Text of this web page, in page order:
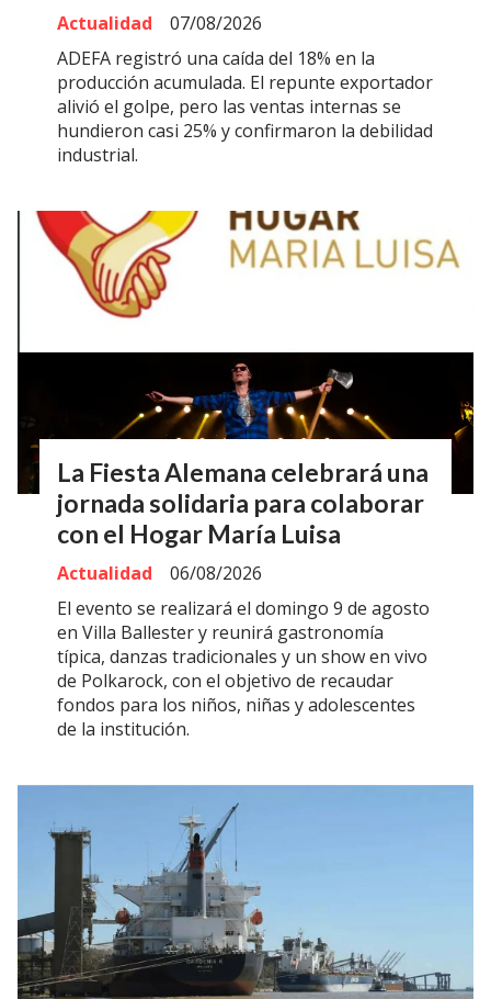
Actualidad
07/08/2026
ADEFA registró una caída del 18% en la
producción acumulada. El repunte exportador
alivió el golpe, pero las ventas internas se
hundieron casi 25% y confirmaron la debilidad
industrial.
La Fiesta Alemana celebrará una
jornada solidaria para colaborar
con el Hogar María Luisa
Actualidad
06/08/2026
El evento se realizará el domingo 9 de agosto
en Villa Ballester y reunirá gastronomía
típica, danzas tradicionales y un show en vivo
de Polkarock, con el objetivo de recaudar
fondos para los niños, niñas y adolescentes
de la institución.